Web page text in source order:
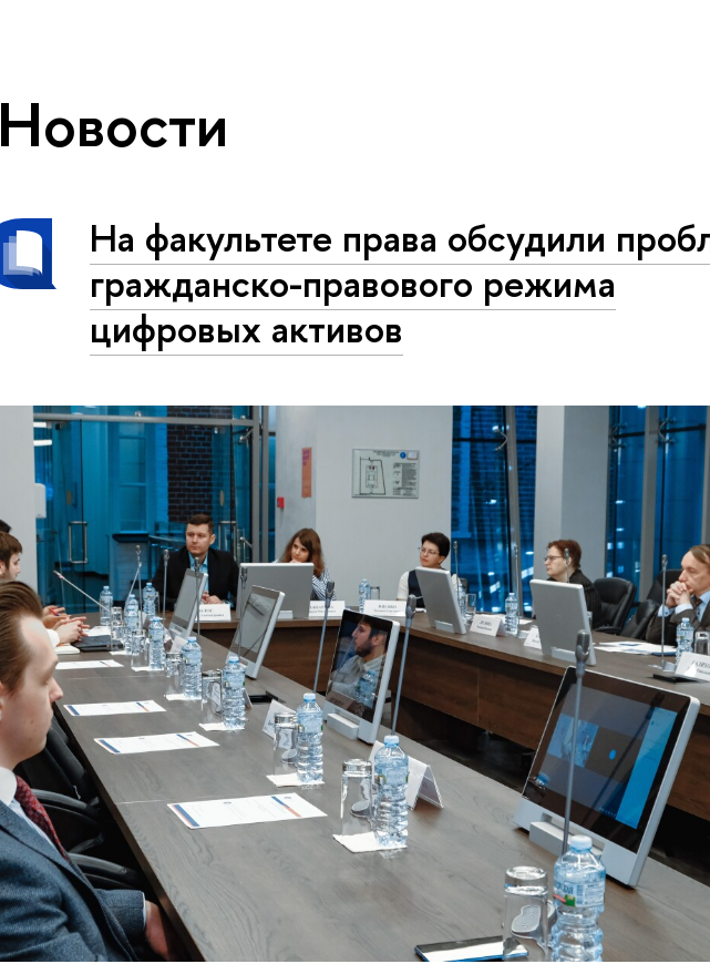
Новости
На факультете права обсудили
гражданско-правового режима
цифровых активов